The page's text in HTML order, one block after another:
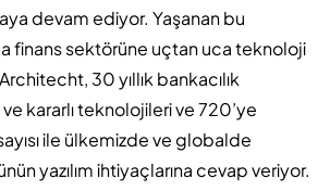
devam ediyor. Yaşanan bu
finans sektörüne uçtan uca teknoloji
30 yıllık bankacılık
kararlı teknolojileri ve 720’ye
ile ülkemizde ve globalde
yazılım ihtiyaçlarına cevap veriyor.